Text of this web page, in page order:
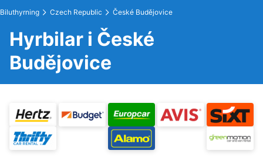
Biluthyrning Czech Republic České Budějovice
Hyrbilar i České
Budějovice